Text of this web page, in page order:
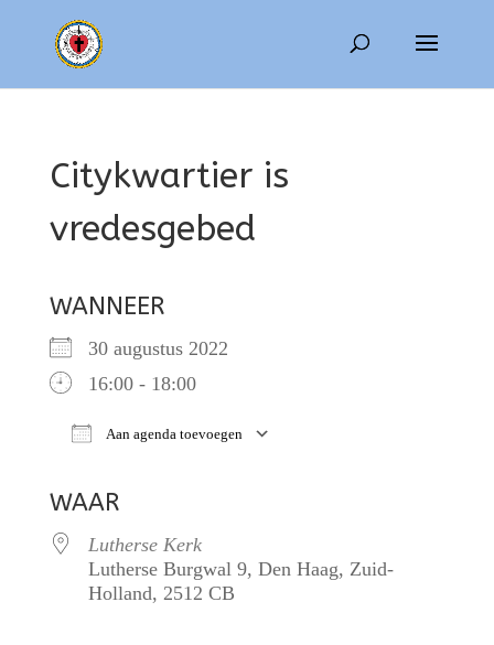
Citykwartier is
vredesgebed
WANNEER
30 augustus 2022
16:00 - 18:00
Aan agenda toevoegen
WAAR
Lutherse Kerk
Lutherse Burgwal 9, Den Haag, Zuid-
Holland, 2512 CB